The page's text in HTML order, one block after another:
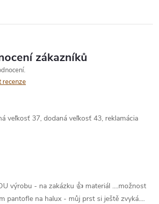
zákazníků
recenze
veľkosť 37, dodaná veľkosť 43, reklamácia
výrobu - na zakázku 👍 materiál ....možnost
pantofle na halux - můj prst si ještě zvyká....